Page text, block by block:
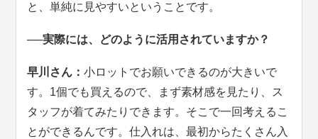
と、単純に見やすいということです。
──実際には、どのように活用されていますか？
早川さん：小ロットでお願いできるのが大きいで
す。1個でも買えるので、まず素材感を見たり、ス
タッフが着てみたりできます。そこで一回考えるこ
とができるんです。仕入れは、最初からたくさん入